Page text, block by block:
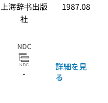
上海辞书出版
社
1987.08
NDC
-
詳細を見
る